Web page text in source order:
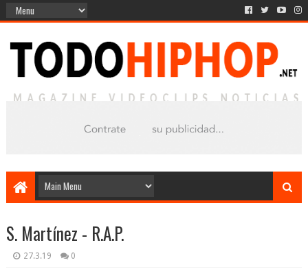
S. Martínez - R.A.P.
27.3.19 0